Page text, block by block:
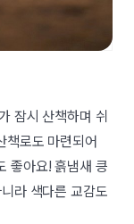
잠시 산책하며 쉬
책로도 마련되어
좋아요! 흙냄새 킁
라 색다른 교감도